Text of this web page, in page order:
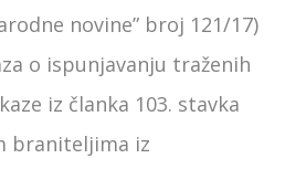
novine” broj 121/17)
o ispunjavanju traženih
iz članka 103. stavka
braniteljima iz